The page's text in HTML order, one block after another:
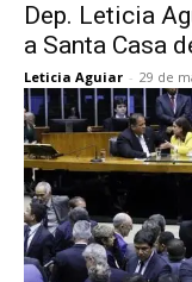
Dep. Leticia
a Santa Casa
Leticia Aguiar - 29 de